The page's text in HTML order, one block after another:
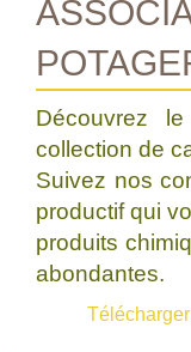
Découvrez
collection de
Suivez nos
productif qui
produits
abondantes.